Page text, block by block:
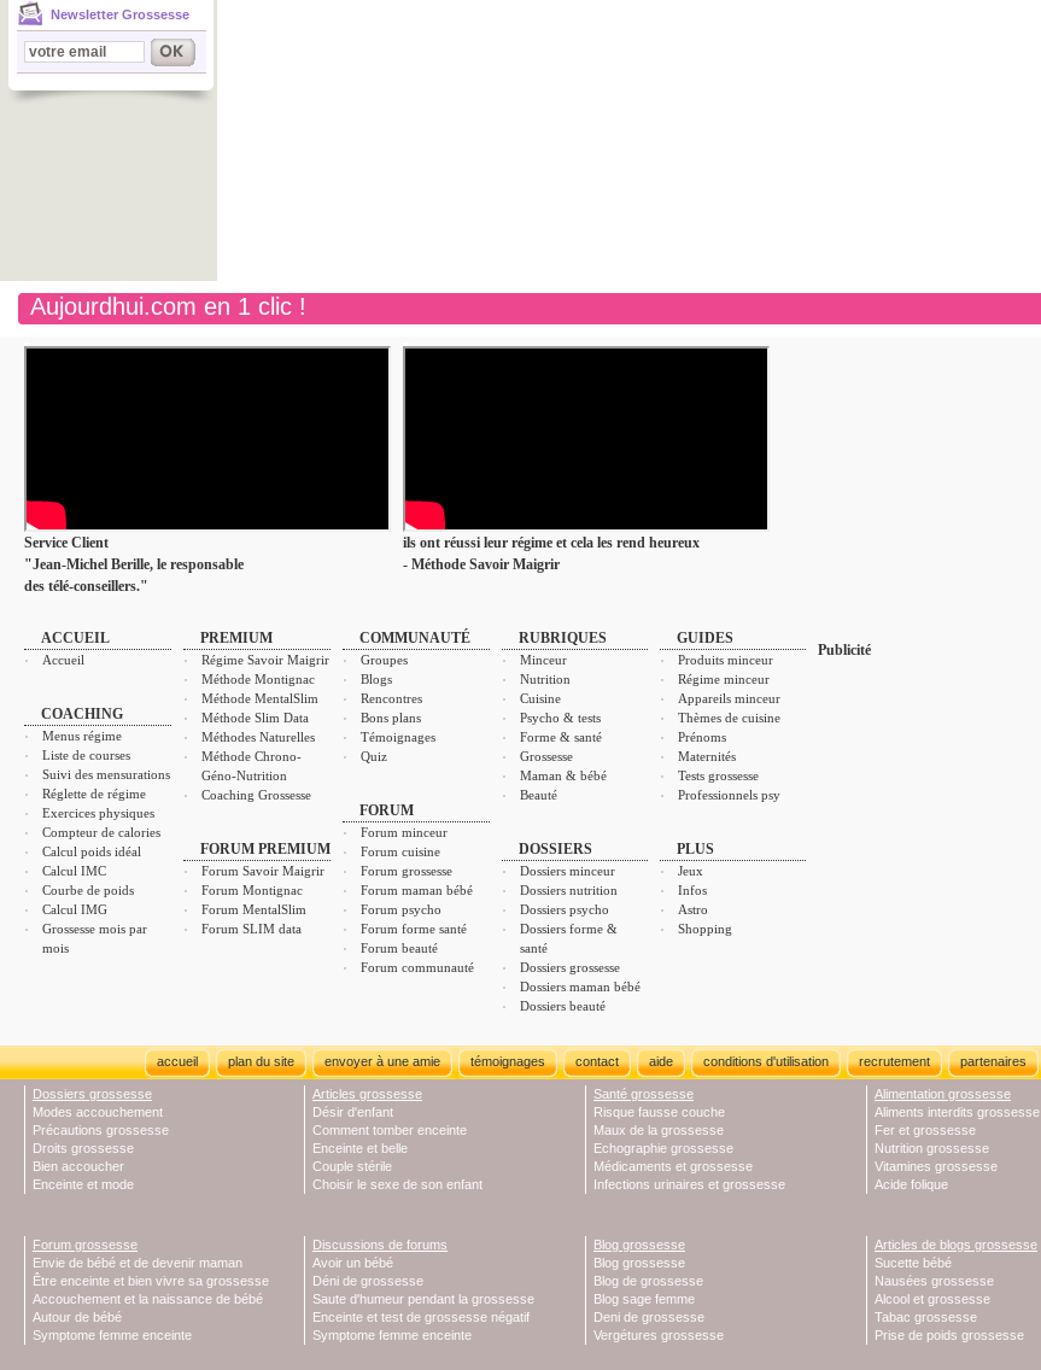
Newsletter Grossesse
Aujourdhui.com en 1 clic !
Service Client
"Jean-Michel Berille, le responsable
des télé-conseillers."
ils ont réussi leur régime et cela les rend heureux
- Méthode Savoir Maigrir
ACCUEIL
Accueil
COACHING
Menus régime
Liste de courses
Suivi des mensurations
Réglette de régime
Exercices physiques
Compteur de calories
Calcul poids idéal
Calcul IMC
Courbe de poids
Calcul IMG
Grossesse mois par
mois
PREMIUM
Régime Savoir Maigrir
Méthode Montignac
Méthode MentalSlim
Méthode Slim Data
Méthodes Naturelles
Méthode Chrono-
Géno-Nutrition
Coaching Grossesse
FORUM PREMIUM
Forum Savoir Maigrir
Forum Montignac
Forum MentalSlim
Forum SLIM data
COMMUNAUTÉ
Groupes
Blogs
Rencontres
Bons plans
Témoignages
Quiz
FORUM
Forum minceur
Forum cuisine
Forum grossesse
Forum maman bébé
Forum psycho
Forum forme santé
Forum beauté
Forum communauté
RUBRIQUES
Minceur
Nutrition
Cuisine
Psycho & tests
Forme & santé
Grossesse
Maman & bébé
Beauté
DOSSIERS
Dossiers minceur
Dossiers nutrition
Dossiers psycho
Dossiers forme &
santé
Dossiers grossesse
Dossiers maman bébé
Dossiers beauté
GUIDES
Produits minceur
Régime minceur
Appareils minceur
Thèmes de cuisine
Prénoms
Maternités
Tests grossesse
Professionnels psy
PLUS
Jeux
Infos
Astro
Shopping
Publicité
accueil plan du site envoyer à une amie témoignages contact aide conditions d'utilisation recrutement partenaires
Dossiers grossesse
Modes accouchement
Précautions grossesse
Droits grossesse
Bien accoucher
Enceinte et mode
Articles grossesse
Désir d'enfant
Comment tomber enceinte
Enceinte et belle
Couple stérile
Choisir le sexe de son enfant
Santé grossesse
Risque fausse couche
Maux de la grossesse
Echographie grossesse
Médicaments et grossesse
Infections urinaires et grossesse
Alimentation grossesse
Aliments interdits grossesse
Fer et grossesse
Nutrition grossesse
Vitamines grossesse
Acide folique
Forum grossesse
Envie de bébé et de devenir maman
Être enceinte et bien vivre sa grossesse
Accouchement et la naissance de bébé
Autour de bébé
Symptome femme enceinte
Discussions de forums
Avoir un bébé
Déni de grossesse
Saute d'humeur pendant la grossesse
Enceinte et test de grossesse négatif
Symptome femme enceinte
Blog grossesse
Blog grossesse
Blog de grossesse
Blog sage femme
Deni de grossesse
Vergétures grossesse
Articles de blogs grossesse
Sucette bébé
Nausées grossesse
Alcool et grossesse
Tabac grossesse
Prise de poids grossesse